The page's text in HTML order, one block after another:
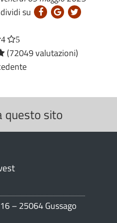
su
4 5
(72049 valutazioni)
sito
– 25064 Gussago